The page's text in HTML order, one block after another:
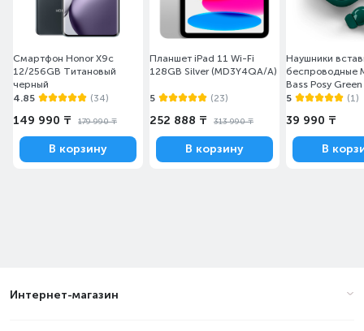
Смартфон Honor X9c
12/256GB Титановый
черный
4.85
(34)
149 990 ₸ 179 990 ₸
В корзину
Планшет iPad 11 Wi-Fi
128GB Silver (MD3Y4QA/A)
5 (23)
252 888 ₸ 313 990 ₸
В корзину
Наушники
беспроводные
Bass Posy Green
5
(1)
39 990 ₸
В
Интернет-магазин